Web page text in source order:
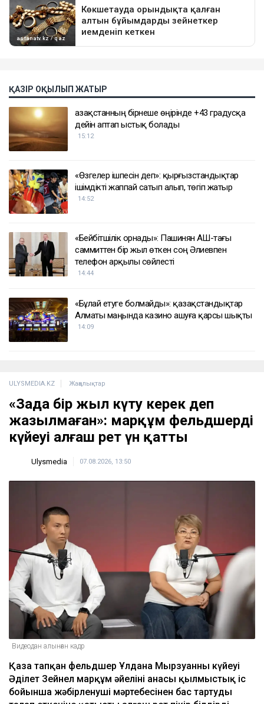
ҚАЗІР ОҚЫЛЫП ЖАТЫР
Қазақстанның бірнеше өңірінде +43 градусқа
дейін аптап ыстық болады
15:12
«Өзгелер ішпесін деп»: қырғызстандықтар
ішімдікті жаппай сатып алып, төгіп жатыр
14:52
«Бейбітшілік орнады»: Пашинян АҚШ-тағы
саммиттен бір жыл өткен соң Әлиевпен
телефон арқылы сөйлесті
14:44
«Бұлай етуге болмайды»: қазақстандықтар
Алматы маңында казино ашуға қарсы шықты
14:09
ULYSMEDIA.KZ Жаңалықтар
«Заңда бір жыл күту керек деп
жазылмаған»: марқұм фельдшердің
күйеуі алғаш рет үн қатты
Ulysmedia 07.08.2026, 13:50
Видеодан алынған кадр
Қаза тапқан фельдшер Ұлдана Мырзуанның күйеуі
Әділет Зейнел марқұм әйелінің анасы қылмыстық іс
бойынша жәбірленуші мәртебесінен бас тартуды